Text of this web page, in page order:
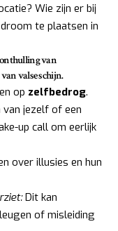
Wie zijn er bij
te plaatsen in
van
valse schijn.
op zelfbedrog.
van jezelf of een
up call om eerlijk
over illusies en hun
Dit kan
of misleiding